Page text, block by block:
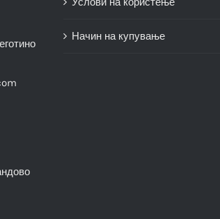
Начин на купување